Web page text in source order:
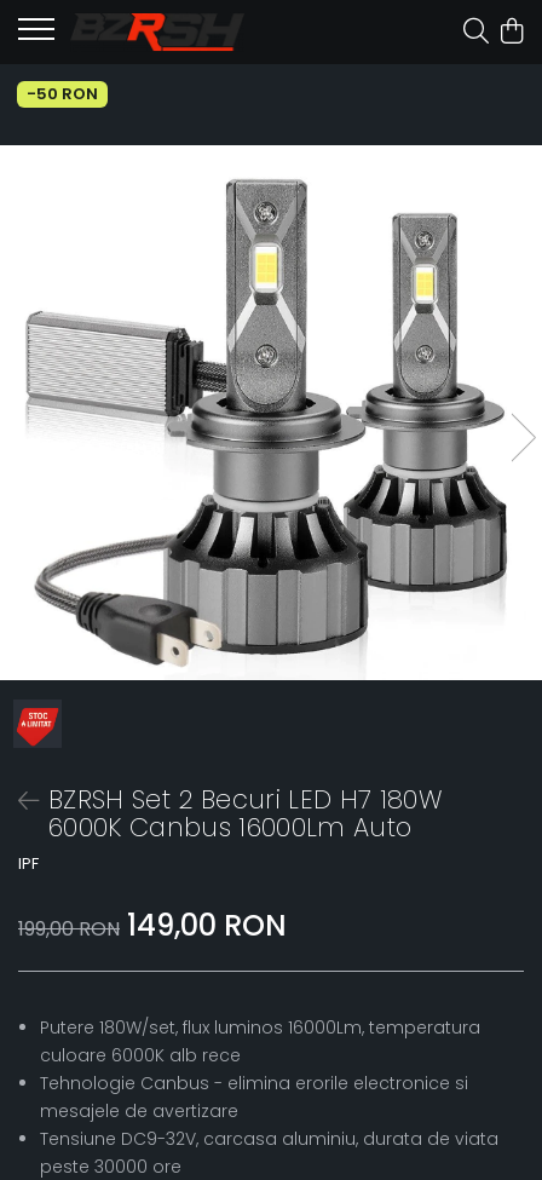
-50 RON
BZRSH Set 2 Becuri LED H7 180W
6000K Canbus 16000Lm Auto
IPF
199,00 RON 149,00 RON
Putere 180W/set, flux luminos 16000Lm, temperatura
culoare 6000K alb rece
Tehnologie Canbus - elimina erorile electronice si
mesajele de avertizare
Tensiune DC9-32V, carcasa aluminiu, durata de viata
peste 30000 ore